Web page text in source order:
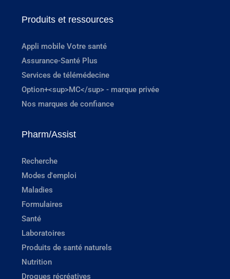
Produits et ressources
Appli mobile Votre santé
Assurance-Santé Plus
Services de télémédecine
Option+<sup>MC</sup> - marque privée
Nos marques de confiance
Pharm/Assist
Recherche
Modes d'emploi
Maladies
Formulaires
Santé
Laboratoires
Produits de santé naturels
Nutrition
Drogues récréatives